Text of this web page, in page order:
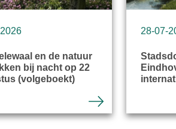
en de natuur
bij nacht op 22
(volgeboekt)
28-07-